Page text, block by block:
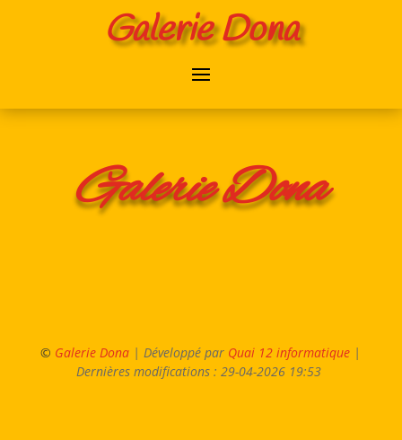
Galerie Dona
Galerie Dona
© Galerie Dona | Développé par Quai 12 informatique |
Dernières modifications : 29-04-2026 19:53